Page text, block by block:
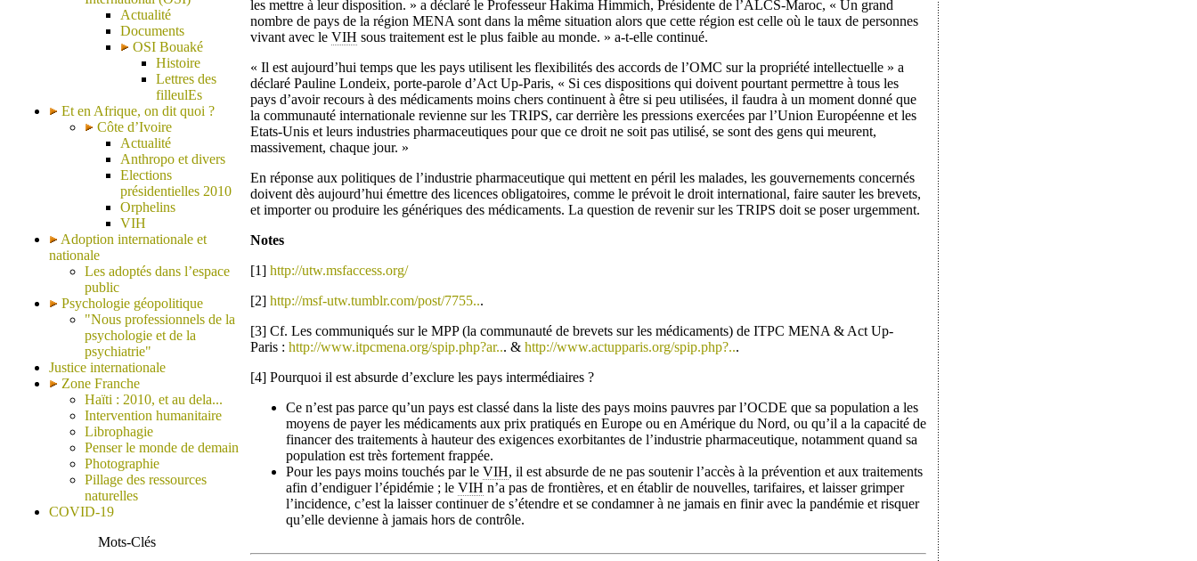
Actualité
Documents
OSI Bouaké
Histoire
Lettres des
filleulEs
Et en Afrique, on dit quoi ?
Côte d’Ivoire
Actualité
Anthropo et divers
Elections
présidentielles 2010
Orphelins
VIH
Adoption internationale et
nationale
Les adoptés dans l’espace
public
Psychologie géopolitique
"Nous professionnels de la
psychologie et de la
psychiatrie"
Justice internationale
Zone Franche
Haïti : 2010, et au dela...
Intervention humanitaire
Librophagie
Penser le monde de demain
Photographie
Pillage des ressources
naturelles
COVID-19
Mots-Clés
les mettre à leur disposition. » a déclaré le Professeur Hakima Himmich, Présidente de l’ALCS-Maroc, « Un grand
nombre de pays de la région MENA sont dans la même situation alors que cette région est celle où le taux de personnes
vivant avec le VIH sous traitement est le plus faible au monde. » a-t-elle continué.
« Il est aujourd’hui temps que les pays utilisent les flexibilités des accords de l’OMC sur la propriété intellectuelle » a
déclaré Pauline Londeix, porte-parole d’Act Up-Paris, « Si ces dispositions qui doivent pourtant permettre à tous les
pays d’avoir recours à des médicaments moins chers continuent à être si peu utilisées, il faudra à un moment donné que
la communauté internationale revienne sur les TRIPS, car derrière les pressions exercées par l’Union Européenne et les
Etats-Unis et leurs industries pharmaceutiques pour que ce droit ne soit pas utilisé, se sont des gens qui meurent,
massivement, chaque jour. »
En réponse aux politiques de l’industrie pharmaceutique qui mettent en péril les malades, les gouvernements concernés
doivent dès aujourd’hui émettre des licences obligatoires, comme le prévoit le droit international, faire sauter les brevets,
et importer ou produire les génériques des médicaments. La question de revenir sur les TRIPS doit se poser urgemment.
Notes
[1] http://utw.msfaccess.org/
[2] http://msf-utw.tumblr.com/post/7755...
[3] Cf. Les communiqués sur le MPP (la communauté de brevets sur les médicaments) de ITPC MENA & Act Up-
Paris : http://www.itpcmena.org/spip.php?ar... & http://www.actupparis.org/spip.php?...
[4] Pourquoi il est absurde d’exclure les pays intermédiaires ?
Ce n’est pas parce qu’un pays est classé dans la liste des pays moins pauvres par l’OCDE que sa population a les
moyens de payer les médicaments aux prix pratiqués en Europe ou en Amérique du Nord, ou qu’il a la capacité de
financer des traitements à hauteur des exigences exorbitantes de l’industrie pharmaceutique, notamment quand sa
population est très fortement frappée.
Pour les pays moins touchés par le VIH, il est absurde de ne pas soutenir l’accès à la prévention et aux traitements
afin d’endiguer l’épidémie ; le VIH n’a pas de frontières, et en établir de nouvelles, tarifaires, et laisser grimper
l’incidence, c’est la laisser continuer de s’étendre et se condamner à ne jamais en finir avec la pandémie et risquer
qu’elle devienne à jamais hors de contrôle.